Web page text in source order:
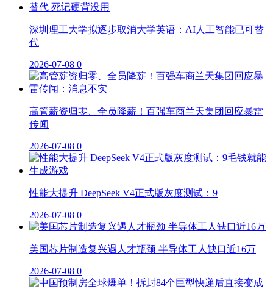
深圳理工大学拟逐步取消大学英语：AI人工智能已可替
代
2026-07-08 0
高管薪资归零、全员降薪！百强车商兰天集团回应暴雷
传闻
2026-07-08 0
性能大提升 DeepSeek V4正式版灰度测试：9
2026-07-08 0
美国芯片制造复兴遇人才瓶颈 半导体工人缺口近16万
2026-07-08 0